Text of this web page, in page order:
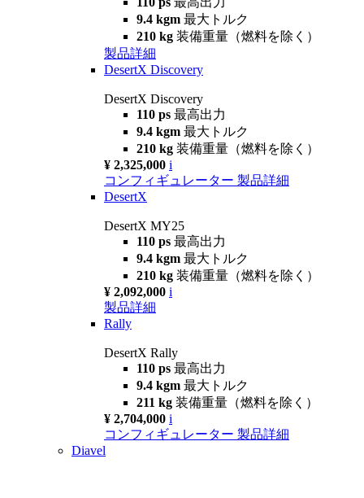
9.4 kgm 最大トルク
210 kg 装備重量（燃料を除く）
製品詳細
DesertX Discovery
DesertX Discovery
110 ps 最高出力
9.4 kgm 最大トルク
210 kg 装備重量（燃料を除く）
¥ 2,325,000 i
コンフィギュレーター 製品詳細
DesertX
DesertX MY25
110 ps 最高出力
9.4 kgm 最大トルク
210 kg 装備重量（燃料を除く）
¥ 2,092,000 i
製品詳細
Rally
DesertX Rally
110 ps 最高出力
9.4 kgm 最大トルク
211 kg 装備重量（燃料を除く）
¥ 2,704,000 i
コンフィギュレーター 製品詳細
Diavel